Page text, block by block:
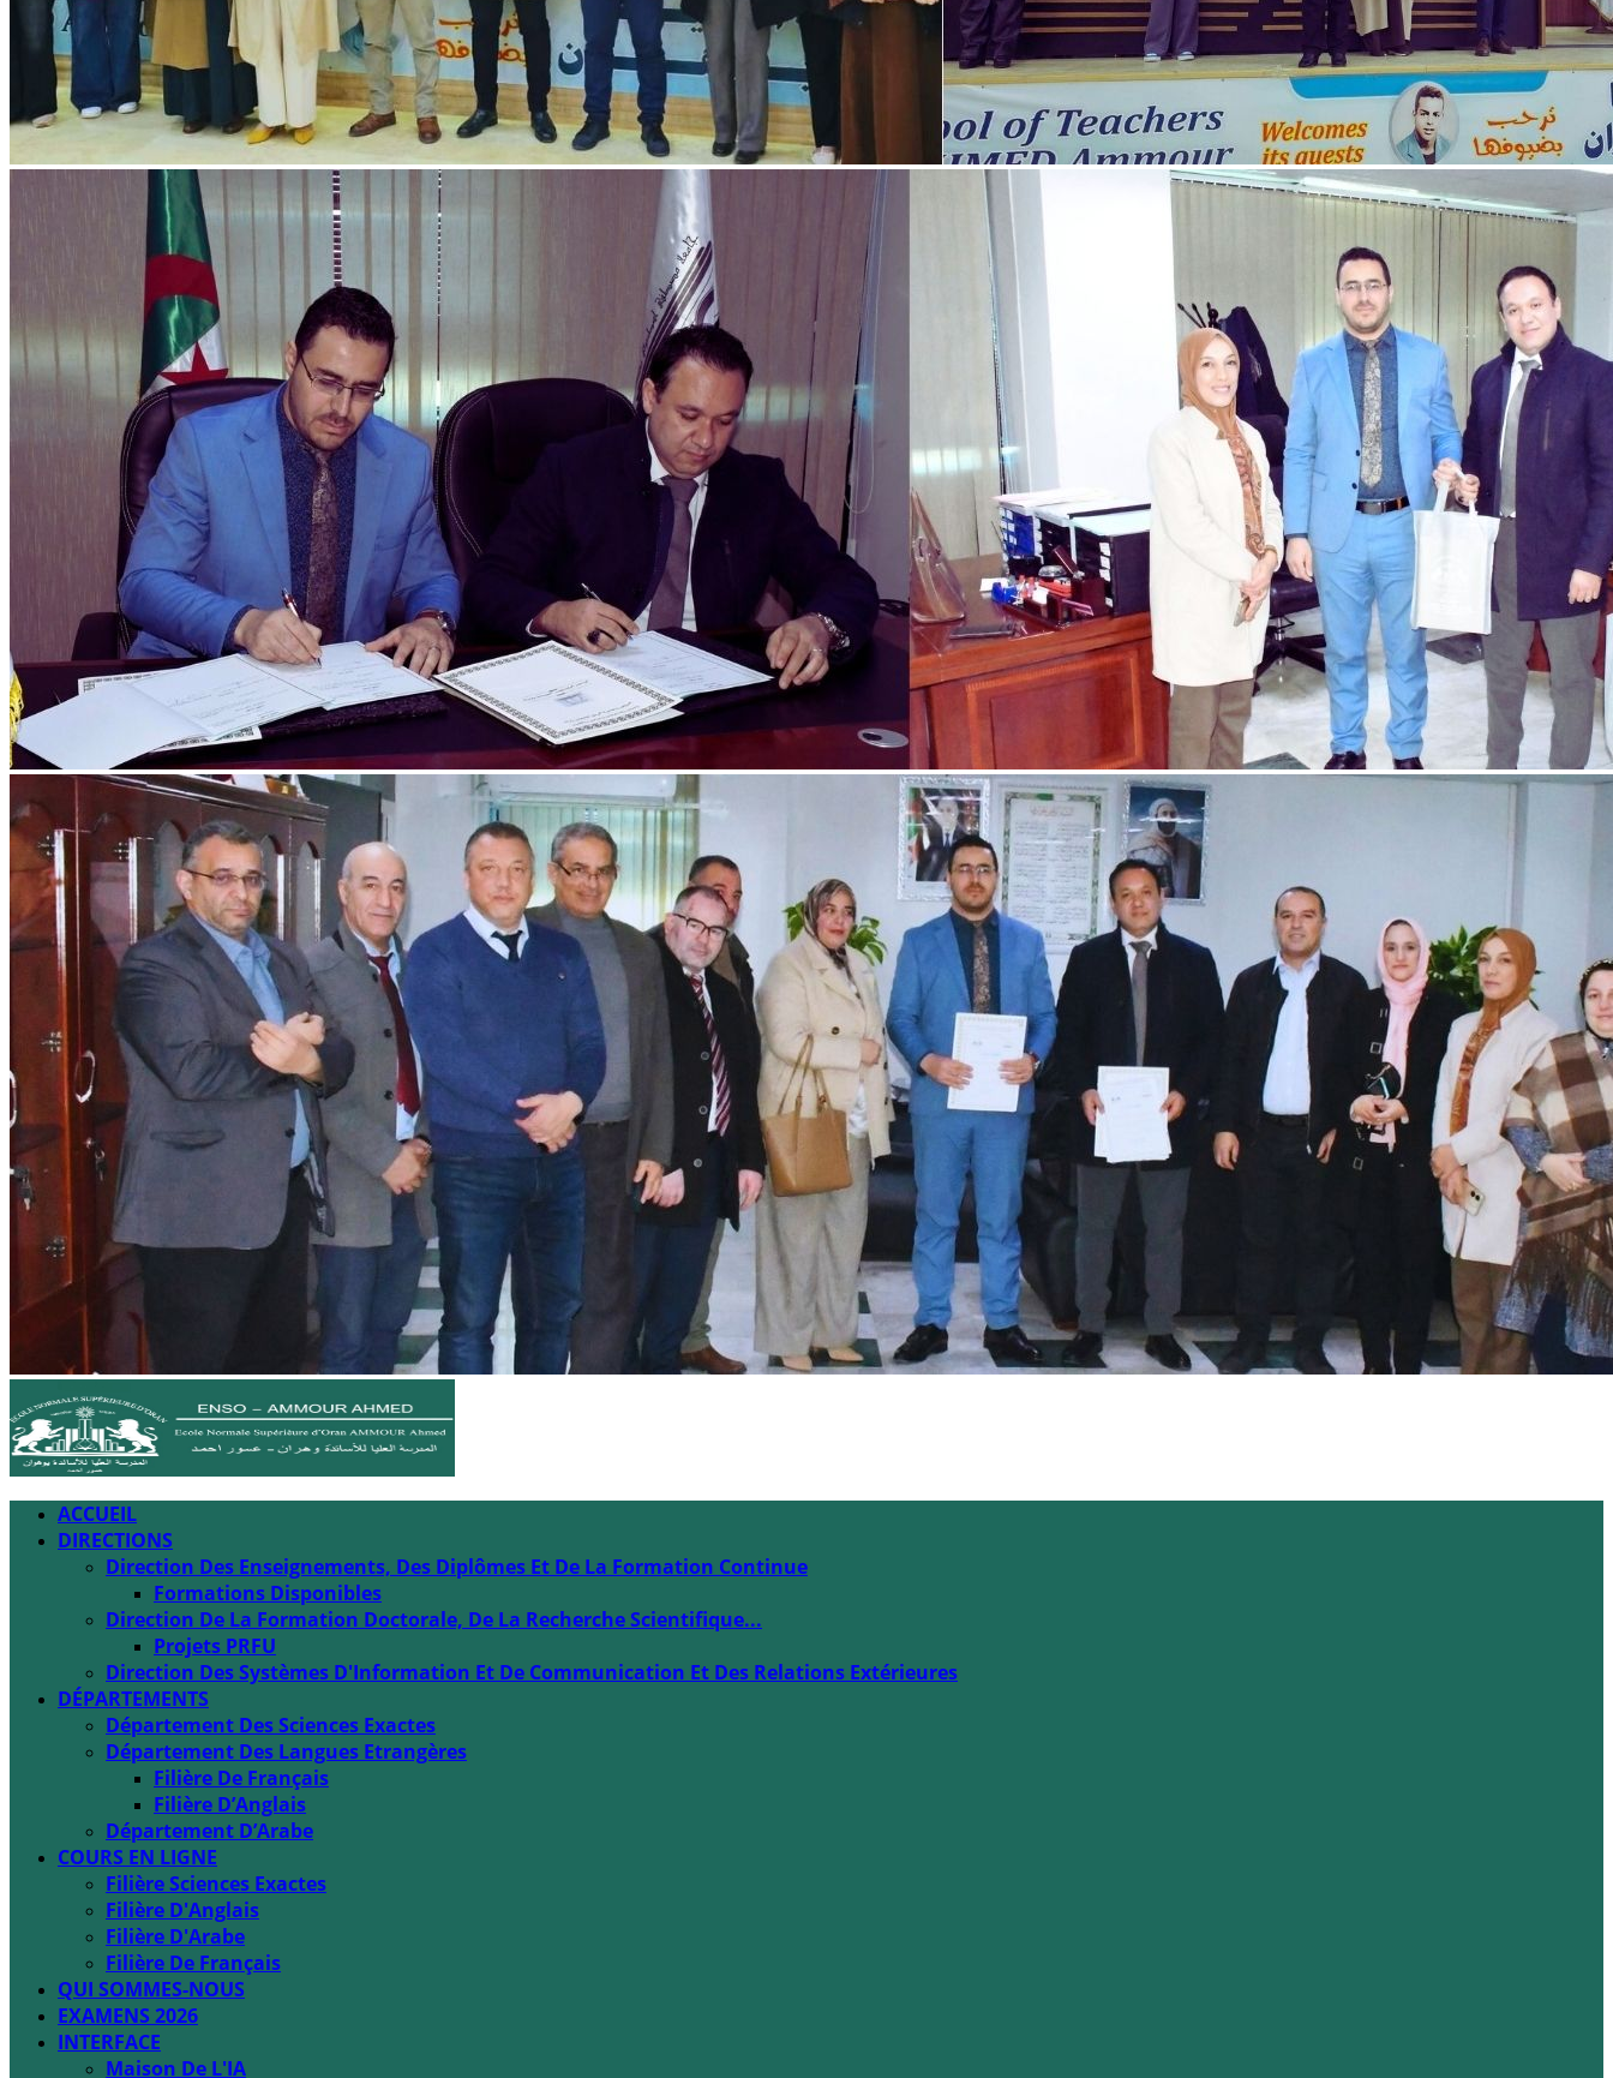
ACCUEIL
DIRECTIONS
Direction Des Enseignements, Des Diplômes Et De La Formation Continue
Formations Disponibles
Direction De La Formation Doctorale, De La Recherche Scientifique...
Projets PRFU
Direction Des Systèmes D'Information Et De Communication Et Des Relations Extérieures
DÉPARTEMENTS
Département Des Sciences Exactes
Département Des Langues Etrangères
Filière De Français
Filière D’Anglais
Département D’Arabe
COURS EN LIGNE
Filière Sciences Exactes
Filière D'Anglais
Filière D'Arabe
Filière De Français
QUI SOMMES-NOUS
EXAMENS 2026
INTERFACE
Maison De L'IA